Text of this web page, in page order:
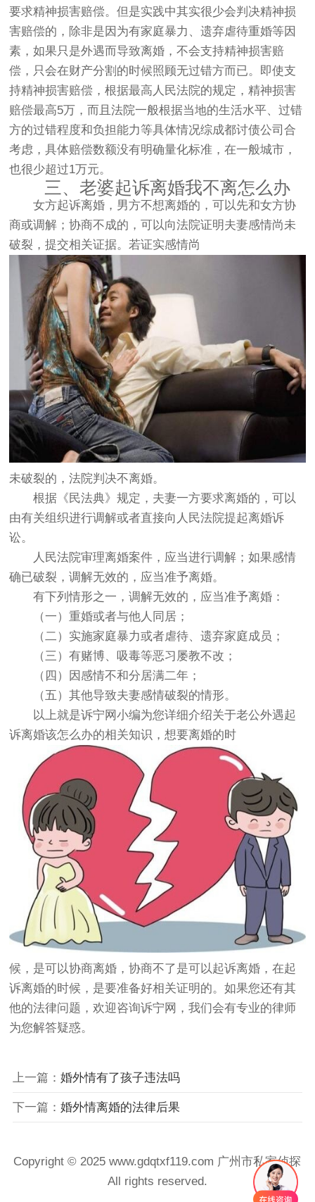
要求精神损害赔偿。但是实践中其实很少会判决精神损
害赔偿的，除非是因为有家庭暴力、遗弃虐待重婚等因
素，如果只是外遇而导致离婚，不会支持精神损害赔
偿，只会在财产分割的时候照顾无过错方而已。即使支
持精神损害赔偿，根据最高人民法院的规定，精神损害
赔偿最高5万，而且法院一般根据当地的生活水平、过错
方的过错程度和负担能力等具体情况综成都讨债公司合
考虑，具体赔偿数额没有明确量化标准，在一般城市，
也很少超过1万元。
三、老婆起诉离婚我不离怎么办
女方起诉离婚，男方不想离婚的，可以先和女方协
商或调解；协商不成的，可以向法院证明夫妻感情尚未
破裂，提交相关证据。若证实感情尚
未破裂的，法院判决不离婚。
根据《民法典》规定，夫妻一方要求离婚的，可以
由有关组织进行调解或者直接向人民法院提起离婚诉
讼。
人民法院审理离婚案件，应当进行调解；如果感情
确已破裂，调解无效的，应当准予离婚。
有下列情形之一，调解无效的，应当准予离婚：
（一）重婚或者与他人同居；
（二）实施家庭暴力或者虐待、遗弃家庭成员；
（三）有赌博、吸毒等恶习屡教不改；
（四）因感情不和分居满二年；
（五）其他导致夫妻感情破裂的情形。
以上就是诉宁网小编为您详细介绍关于老公外遇起
诉离婚该怎么办的相关知识，想要离婚的时
候，是可以协商离婚，协商不了是可以起诉离婚，在起
诉离婚的时候，是要准备好相关证明的。如果您还有其
他的法律问题，欢迎咨询诉宁网，我们会有专业的律师
为您解答疑惑。
上一篇： 婚外情有了孩子违法吗
下一篇： 婚外情离婚的法律后果
Copyright © 2025 www.gdqtxf119.com 广州市私家侦探
All rights reserved.